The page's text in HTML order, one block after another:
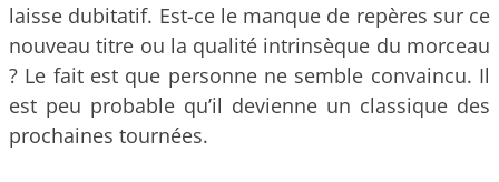
laisse dubitatif. Est-ce le manque de repères sur ce
nouveau titre ou la qualité intrinsèque du morceau
? Le fait est que personne ne semble convaincu. Il
est peu probable qu’il devienne un classique des
prochaines tournées.